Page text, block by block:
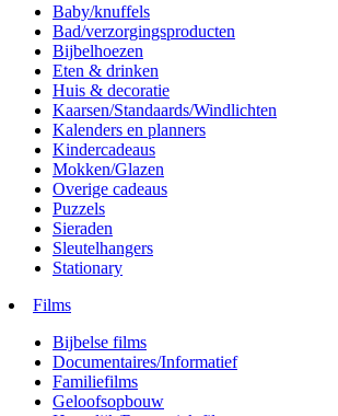
Baby/knuffels
Bad/verzorgingsproducten
Bijbelhoezen
Eten & drinken
Huis & decoratie
Kaarsen/Standaards/Windlichten
Kalenders en planners
Kindercadeaus
Mokken/Glazen
Overige cadeaus
Puzzels
Sieraden
Sleutelhangers
Stationary
Films
Bijbelse films
Documentaires/Informatief
Familiefilms
Geloofsopbouw